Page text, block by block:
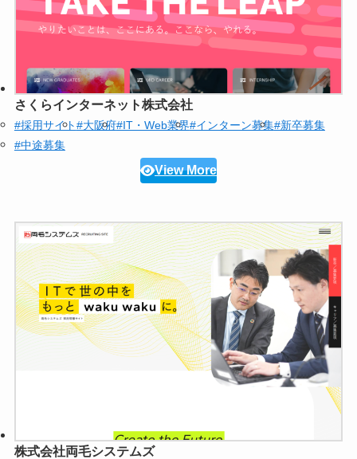
さくらインターネット株式会社
#採用サイト#大阪府#IT・Web業界#インターン募集#新卒募集
#中途募集
View More
株式会社両毛システムズ